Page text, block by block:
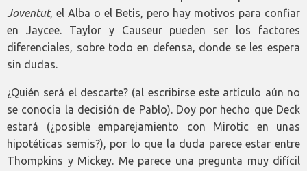
Joventut, el Alba o el Betis, pero hay motivos para confiar
en Jaycee. Taylor y Causeur pueden ser los factores
diferenciales, sobre todo en defensa, donde se les espera
sin dudas.
¿Quién será el descarte? (al escribirse este artículo aún no
se conocía la decisión de Pablo). Doy por hecho que Deck
estará (¿posible emparejamiento con Mirotic en unas
hipotéticas semis?), por lo que la duda parece estar entre
Thompkins y Mickey. Me parece una pregunta muy difícil